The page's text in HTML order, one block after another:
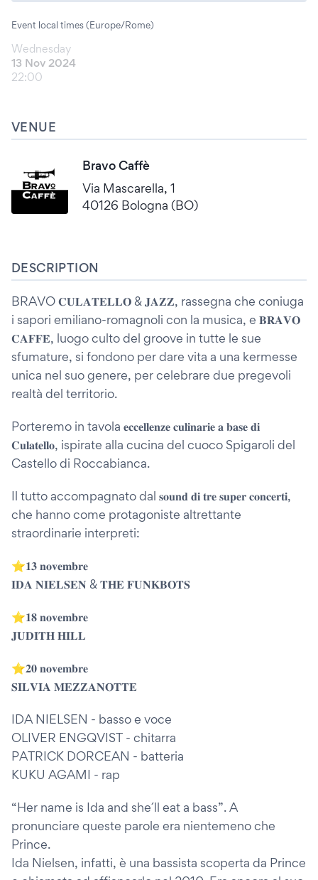
Event local times (Europe/Rome)
Wednesday
13 Nov 2024
22:00
VENUE
Bravo Caffè
Via Mascarella, 1
40126 Bologna (BO)
DESCRIPTION
BRAVO 𝐂𝐔𝐋𝐀𝐓𝐄𝐋𝐋𝐎 & 𝐉𝐀𝐙𝐙, rassegna che coniuga
i sapori emiliano-romagnoli con la musica, e 𝐁𝐑𝐀𝐕𝐎
𝐂𝐀𝐅𝐅𝐄̀, luogo culto del groove in tutte le sue
sfumature, si fondono per dare vita a una kermesse
unica nel suo genere, per celebrare due pregevoli
realtà del territorio.
Porteremo in tavola 𝐞𝐜𝐜𝐞𝐥𝐥𝐞𝐧𝐳𝐞 𝐜𝐮𝐥𝐢𝐧𝐚𝐫𝐢𝐞 𝐚 𝐛𝐚𝐬𝐞 𝐝𝐢
𝐂𝐮𝐥𝐚𝐭𝐞𝐥𝐥𝐨, ispirate alla cucina del cuoco Spigaroli del
Castello di Roccabianca.
Il tutto accompagnato dal 𝐬𝐨𝐮𝐧𝐝 𝐝𝐢 𝐭𝐫𝐞 𝐬𝐮𝐩𝐞𝐫 𝐜𝐨𝐧𝐜𝐞𝐫𝐭𝐢,
che hanno come protagoniste altrettante
straordinarie interpreti:
⭐️𝟏𝟑 𝐧𝐨𝐯𝐞𝐦𝐛𝐫𝐞
𝐈𝐃𝐀 𝐍𝐈𝐄𝐋𝐒𝐄𝐍 & 𝐓𝐇𝐄 𝐅𝐔𝐍𝐊𝐁𝐎𝐓𝐒
⭐️𝟏𝟖 𝐧𝐨𝐯𝐞𝐦𝐛𝐫𝐞
𝐉𝐔𝐃𝐈𝐓𝐇 𝐇𝐈𝐋𝐋
⭐️𝟐𝟎 𝐧𝐨𝐯𝐞𝐦𝐛𝐫𝐞
𝐒𝐈𝐋𝐕𝐈𝐀 𝐌𝐄𝐙𝐙𝐀𝐍𝐎𝐓𝐓𝐄
IDA NIELSEN - basso e voce
OLIVER ENGQVIST - chitarra
PATRICK DORCEAN - batteria
KUKU AGAMI - rap
“Her name is Ida and she´ll eat a bass”. A
pronunciare queste parole era nientemeno che
Prince.
Ida Nielsen, infatti, è una bassista scoperta da Prince